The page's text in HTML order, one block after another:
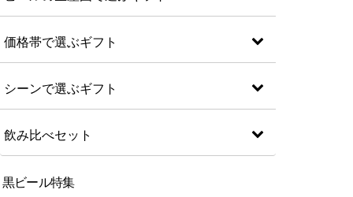
価格帯で選ぶギフト
シーンで選ぶギフト
飲み比べセット
黒ビール特集